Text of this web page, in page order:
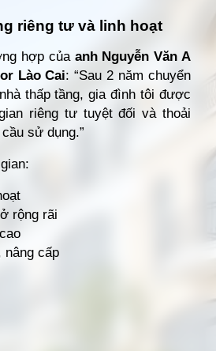
riêng tư và linh hoạt
hợp của anh Nguyễn Văn A
Lào Cai: “Sau 2 năm chuyển
thấp tầng, gia đình tôi được
riêng tư tuyệt đối và thoải
sử dụng.”
rộng rãi
nâng cấp